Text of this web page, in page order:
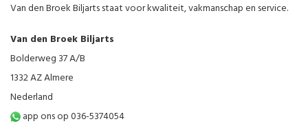
Van den Broek Biljarts staat voor kwaliteit, vakmanschap en service.
Van den Broek Biljarts
Bolderweg 37 A/B
1332 AZ Almere
Nederland
app ons op 036-5374054